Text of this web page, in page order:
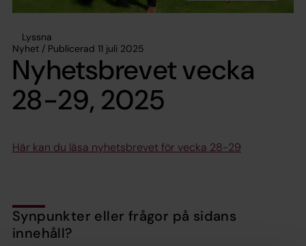
Lyssna
Nyhet / Publicerad 11 juli 2025
Nyhetsbrevet vecka
28-29, 2025
Här kan du läsa nyhetsbrevet för vecka 28-29
Synpunkter eller frågor på sidans
innehåll?